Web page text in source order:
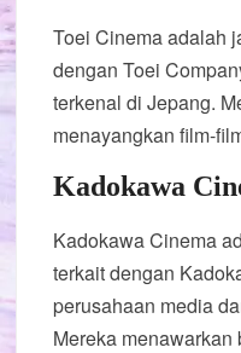
Toei Cinema adalah
dengan Toei
terkenal di Jepang.
menayangkan film-
Kadokawa
Kadokawa Cinema
terkait dengan
perusahaan media
Mereka